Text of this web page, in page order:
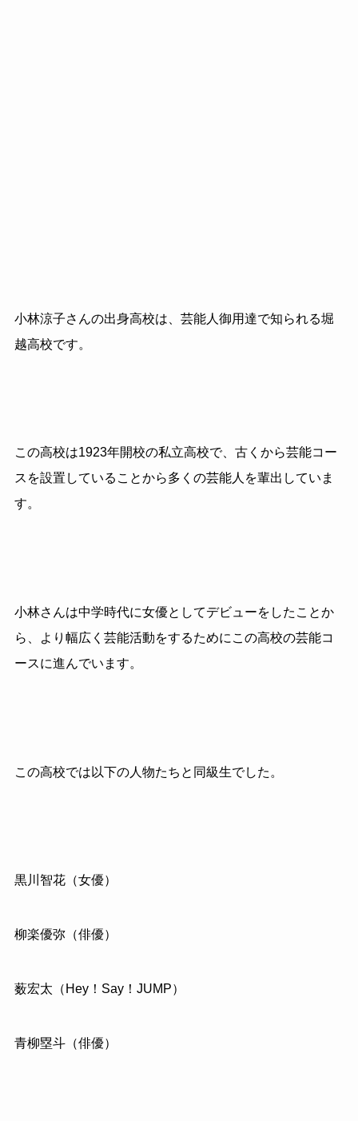
小林涼子さんの出身高校は、芸能人御用達で知られる堀
越高校です。
この高校は1923年開校の私立高校で、古くから芸能コー
スを設置していることから多くの芸能人を輩出していま
す。
小林さんは中学時代に女優としてデビューをしたことか
ら、より幅広く芸能活動をするためにこの高校の芸能コ
ースに進んでいます。
この高校では以下の人物たちと同級生でした。
黒川智花（女優）
柳楽優弥（俳優）
薮宏太（Hey！Say！JUMP）
青柳塁斗（俳優）